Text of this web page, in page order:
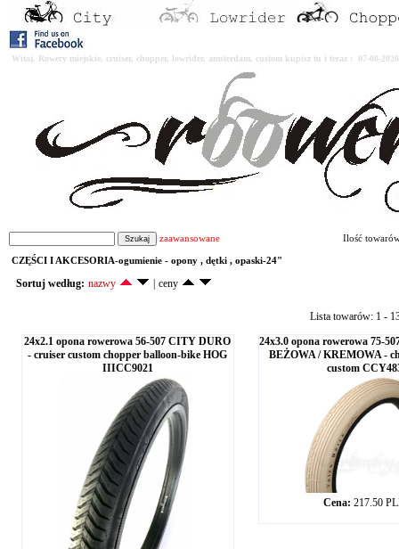
Witaj. Rowery miejskie, cruiser, chopper, lowrider, amsterdam, custom kupisz tu i teraz : 07-08-
zaawansowane Ilość
CZĘŚCI I AKCESORIA-ogumienie - opony , dętki , opaski-24"
Sortuj według: nazwy ceny
Lista towarów: 1 -
24x2.1 opona rowerowa 56-507 CITY DURO
- cruiser custom chopper balloon-bike HOG
IIICC9021
24x3.0 opona rowerowa 75-
BEŻOWA / KREMOWA -
custom
Cena: 217.50